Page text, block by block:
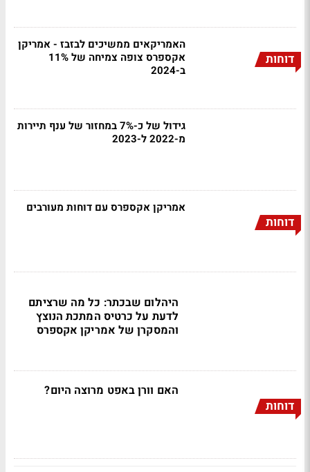
דוחות
האמריקאים ממשיכים לבזבז - אמריקן
אקספרס צופה צמיחה של 11%
ב-2024
גידול של כ-7% במחזור של ענף תיירות
מ-2022 ל-2023
דוחות
אמריקן אקספרס עם דוחות מעורבים
היהלום שבכתר: כל מה שרציתם
לדעת על כרטיס המתכת הנוצץ
והמסקרן של אמריקן אקספרס
דוחות
האם וורן באפט מרוצה היום?